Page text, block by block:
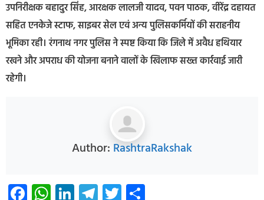
उपनिरीक्षक बहादुर सिंह, आरक्षक लालजी यादव, पवन पाठक, वीरेंद्र दहायत
सहित एनकेजे स्टाफ, साइबर सेल एवं अन्य पुलिसकर्मियों की सराहनीय
भूमिका रही। रंगनाथ नगर पुलिस ने स्पष्ट किया कि जिले में अवैध हथियार
रखने और अपराध की योजना बनाने वालों के खिलाफ सख्त कार्रवाई जारी
रहेगी।
Author: RashtraRakshak
Facebook
WhatsApp
LinkedIn
Telegram
Twitter